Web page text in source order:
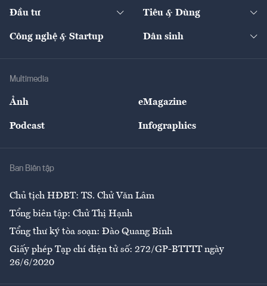
Quản trị số
Tư vấn
Thị trường
Nông sản
The Guide
Đầu tư Tiêu & Dùng
Giải trí
Công nghệ & Startup Dân sinh
Multimedia
Ảnh eMagazine
Podcast Infographics
Ban Biên tập
Chủ tịch HĐBT: TS. Chử Văn Lâm
Tổng biên tập: Chử Thị Hạnh
Tổng thư ký tòa soạn: Đào Quang Bính
Giấy phép Tạp chí điện tử số: 272/GP-BTTTT ngày
26/6/2020